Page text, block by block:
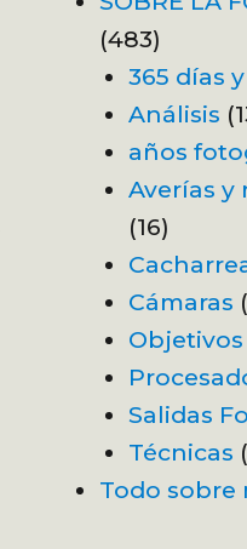
(483)
365 días
Análisis
años
Averías y
(16)
Cámaras
Objetivos
Salidas
Técnicas
Todo sobre